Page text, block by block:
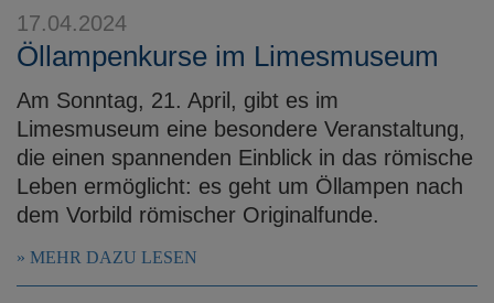
17.04.2024
Öllampenkurse im Limesmuseum
Am Sonntag, 21. April, gibt es im
Limesmuseum eine besondere Veranstaltung,
die einen spannenden Einblick in das römische
Leben ermöglicht: es geht um Öllampen nach
dem Vorbild römischer Originalfunde.
MEHR DAZU LESEN